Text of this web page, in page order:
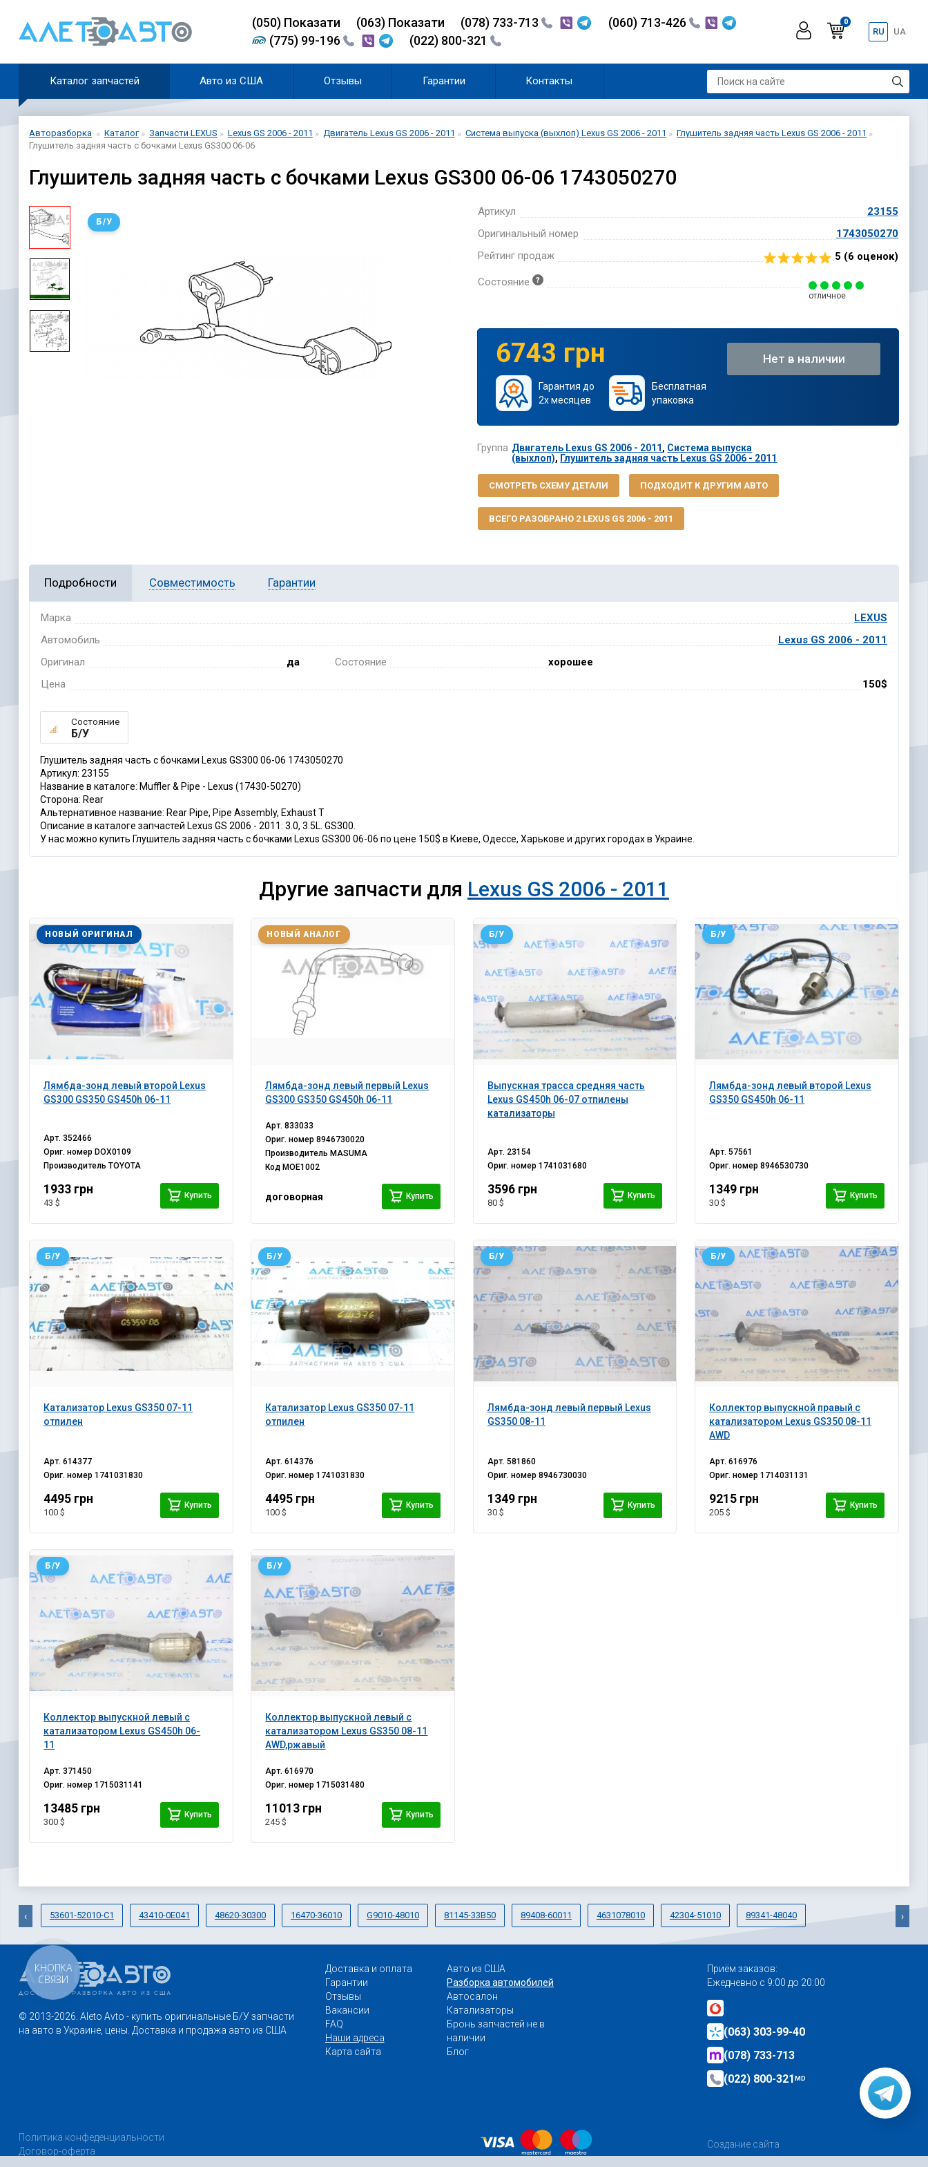
(050)Показати (063) Показати (078) 733-713
(060) 713-426
(775) 99-196
(022) 800-321
0
RU UA
Каталог запчастей Авто из США Отзывы Гарантии Контакты
Авторазборка Каталог Запчасти LEXUS Lexus GS 2006 - 2011 Двигатель Lexus GS 2006 - 2011 Система выпуска (выхлоп) Lexus GS 2006 - 2011
Глушитель задняя часть Lexus GS 2006 - 2011
Глушитель задняя часть с бочками Lexus GS300 06-06
Глушитель задняя часть с бочками Lexus GS300 06-06 1743050270
Б/У
Артикул
23155
Оригинальный номер
1743050270
Рейтинг продаж
5 (6 оценок)
Состояние
отличное
6743 грн
Гарантия до
2х месяцев
Бесплатная
упаковка
Нет в наличии
Группа Двигатель Lexus GS 2006 - 2011, Система выпуска
(выхлоп), Глушитель задняя часть Lexus GS 2006 - 2011
СМОТРЕТЬ СХЕМУ ДЕТАЛИ ПОДХОДИТ К ДРУГИМ АВТО
ВСЕГО РАЗОБРАНО 2 LEXUS GS 2006 - 2011
Подробности Совместимость Гарантии
Марка
LEXUS
Автомобиль
Lexus GS 2006 - 2011
Оригинал
да Состояние
хорошее
Цена
150$
Состояние
Б/У
Глушитель задняя часть с бочками Lexus GS300 06-06 1743050270
Артикул: 23155
Название в каталоге: Muffler & Pipe - Lexus (17430-50270)
Сторона: Rear
Альтернативное название: Rear Pipe, Pipe Assembly, Exhaust T
Описание в каталоге запчастей Lexus GS 2006 - 2011: 3.0, 3.5L. GS300.
У нас можно купить Глушитель задняя часть с бочками Lexus GS300 06-06 по цене 150$ в Киеве, Одессе, Харькове и других городах в Украине.
Другие запчасти для Lexus GS 2006 - 2011
Лямбда-зонд левый второй Lexus
GS300 GS350 GS450h 06-11
НОВЫЙ ОРИГИНАЛ
Арт.352466
Ориг. номер DOX0109
ПроизводительTOYOTA
1933 грн
43 $
Купить
Лямбда-зонд левый первый Lexus
GS300 GS350 GS450h 06-11
НОВЫЙ АНАЛОГ
Арт.833033
Ориг. номер8946730020
Производитель MASUMA
Код MOE1002
договорная Купить
Выпускная трасса средняя часть
Lexus GS450h 06-07 отпилены
катализаторы
Б/У
Арт. 23154
Ориг. номер 1741031680
3596 грн
80 $
Купить
Лямбда-зонд левый второй Lexus
GS350 GS450h 06-11
Б/У
Арт.57561
Ориг. номер8946530730
1349 грн
30 $
Купить
Катализатор Lexus GS350 07-11
отпилен
Б/У
Арт.614377
Ориг. номер1741031830
4495 грн
100 $
Купить
Катализатор Lexus GS350 07-11
отпилен
Б/У
Арт.614376
Ориг. номер1741031830
4495 грн
100 $
Купить
Лямбда-зонд левый первый Lexus
GS350 08-11
Б/У
Арт. 581860
Ориг. номер 8946730030
1349 грн
30 $
Купить
Коллектор выпускной правый с
катализатором Lexus GS350 08-11
AWD
Б/У
Арт.616976
Ориг. номер1714031131
9215 грн
205 $
Купить
Коллектор выпускной левый с
катализатором Lexus GS450h 06-
11
Б/У
Арт.371450
Ориг. номер1715031141
13485 грн
300 $
Купить
Коллектор выпускной левый с
катализатором Lexus GS350 08-11
AWD,ржавый
Б/У
Арт.616970
Ориг. номер1715031480
11013 грн
245 $
Купить
53601-52010-C1 43410-0E041 48620-30300 16470-36010 G9010-48010 81145-33B50 89408-60011 4631078010 42304-51010 89341-48040
‹ ›
© 2013-2026. Aleto Avto - купить оригинальные Б/У запчасти
на авто в Украине, цены. Доставка и продажа авто из США
Доставка и оплата
Гарантии
Отзывы
Вакансии
FAQ
Наши адреса
Карта сайта
Авто из США
Разборка автомобилей
Автосалон
Катализаторы
Бронь запчастей не в
наличии
Блог
Приём заказов:
Ежедневно с 9:00 до 20:00
(063) 303-99-40
(078) 733-713
(022) 800-321MD
Политика конфеденциальности
Договор-оферта
Создание сайта
КНОПКА
СВЯЗИ